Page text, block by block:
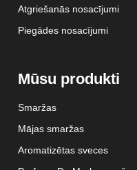
Atgriešanās nosacījumi
Piegādes nosacījumi
Mūsu produkti
Smaržas
Mājas smaržas
Aromatizētas sveces